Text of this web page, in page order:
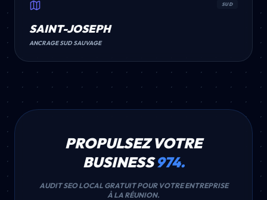
SUD
SAINT-JOSEPH
ANCRAGE SUD SAUVAGE
PROPULSEZ VOTRE
BUSINESS974.
AUDIT SEO LOCAL GRATUIT POUR VOTRE ENTREPRISE
À LA RÉUNION.